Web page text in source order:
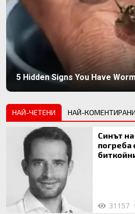
5 Hidden Signs You Have
НАЙ-ЧЕТЕНИ НАЙ-КОМЕНТИРАНИ
Синът
погреба
31157